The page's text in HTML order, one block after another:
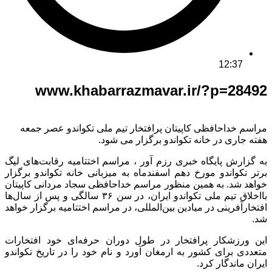
12:37
www.khabarrazmavar.ir/?p=28492
مراسم خداحافظی کاپیتان پرافتخار تیم ملی تکواندو عصر جمعه
هفته جاری در خانه تکواندو برگزار می شود.
به گزارش پایگاه خبری رزم آور ، مراسم اختتامیه رقابت‌های لیگ
برتر تکواندو مورخ دهم اسفندماه به میزبانی خانه تکواندو برگزار
خواهد شد. به همین منظور مراسم خداحافظی سجاد مردانی کاپیتان
بااخلاق تیم ملی تکواندو ایران، در سن ۳۶ سالگی و پس از سال‌ها
افتخارآفرینی در میادین بین‌المللی، در مراسم اختتامیه برگزار خواهد
شد.
این ورزشکار پرافتخار در طول دوران حرفه‌ای خود افتخارات
متعددی برای کشور به ارمغان آورد و نام خود را در تاریخ تکواندو
ایران ماندگار کرد.